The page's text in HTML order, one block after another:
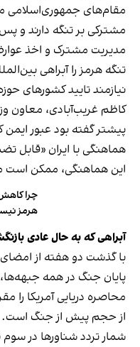
مقام‌های جمهوری‌اسلامی
مدیریت مشترک و اخذ عوارض
تنگه هرمز را آبراهی
نیازمند تایید کشورهای
کاظم غریب‌آبادی، معاون
پیشتر گفته بود عبور
هماهنگی با ایران «قابل
این هماهنگی، ممکن
چرا
هرمز
آبراهی که به حال عادی
پایان جنگ در همه جبهه‌ها،
محاصره دریایی آمریکا را
از حجم پیش از جنگ است.